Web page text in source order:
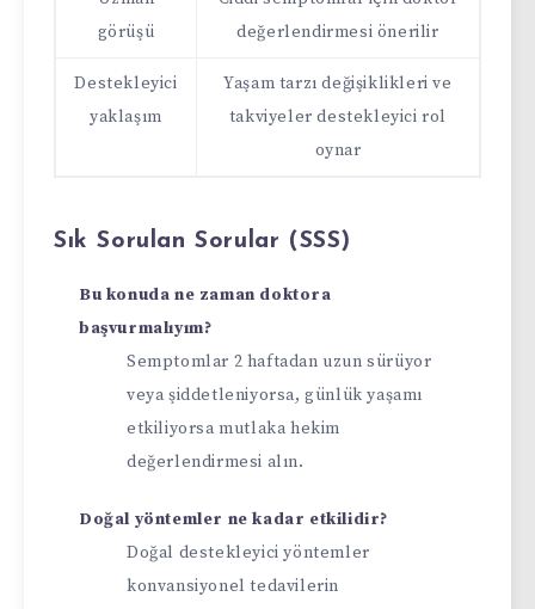
görüşü
değerlendirmesi önerilir
Destekleyici
yaklaşım
Yaşam tarzı değişiklikleri ve
takviyeler destekleyici rol
oynar
Sık Sorulan Sorular (SSS)
Bu konuda ne zaman doktora
başvurmalıyım?
Semptomlar 2 haftadan uzun sürüyor
veya şiddetleniyorsa, günlük yaşamı
etkiliyorsa mutlaka hekim
değerlendirmesi alın.
Doğal yöntemler ne kadar etkilidir?
Doğal destekleyici yöntemler
konvansiyonel tedavilerin